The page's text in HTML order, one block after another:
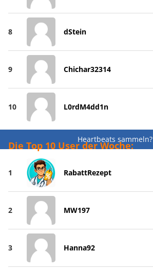
8 dStein
9 Chichar32314
10 L0rdM4dd1n
Heartbeats sammeln?
Die Top 10 User der Woche:
1 RabattRezept
2 MW197
3 Hanna92